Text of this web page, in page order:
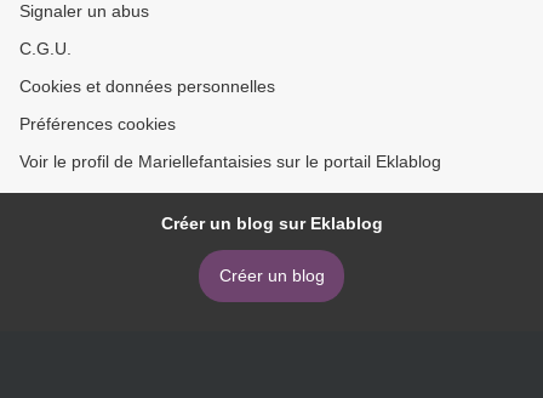
Signaler un abus
C.G.U.
Cookies et données personnelles
Préférences cookies
Voir le profil de Mariellefantaisies sur le portail Eklablog
Créer un blog sur Eklablog
Créer un blog